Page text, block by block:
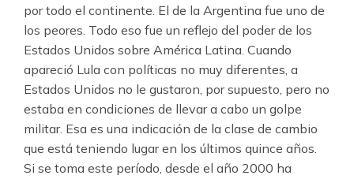
por todo el continente. El de la Argentina fue uno de
los peores. Todo eso fue un reflejo del poder de los
Estados Unidos sobre América Latina. Cuando
apareció Lula con políticas no muy diferentes, a
Estados Unidos no le gustaron, por supuesto, pero no
estaba en condiciones de llevar a cabo un golpe
militar. Esa es una indicación de la clase de cambio
que está teniendo lugar en los últimos quince años.
Si se toma este período, desde el año 2000 ha